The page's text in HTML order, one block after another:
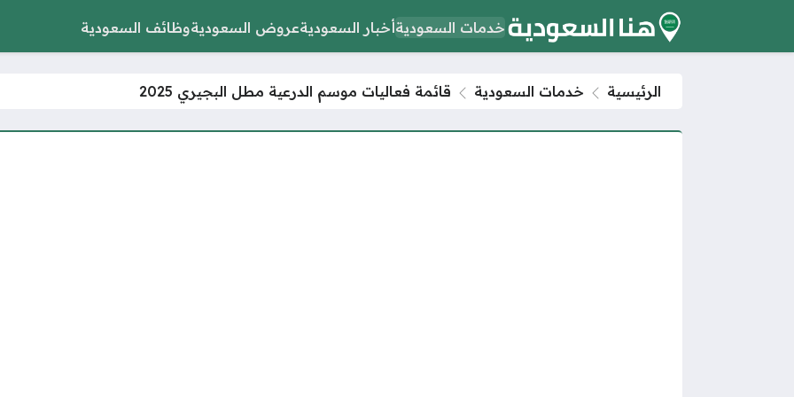
خدمات السعوديةأخبار السعوديةعروض السعوديةوظائف السعودية
الرئيسية خدمات السعودية قائمة فعاليات موسم الدرعية مطل البجيري 2025